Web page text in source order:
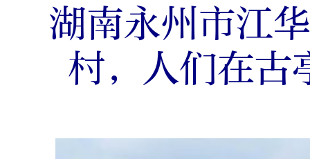
湖南永州市江
村，人们在古